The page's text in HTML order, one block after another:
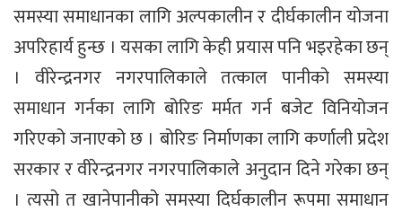
समस्या समाधानका लागि अल्पकालीन र दीर्घकालीन योजना
अपरिहार्य हुन्छ । यसका लागि केही प्रयास पनि भइरहेका छन्
। वीरेन्द्रनगर नगरपालिकाले तत्काल पानीको समस्या
समाधान गर्नका लागि बोरिङ मर्मत गर्न बजेट विनियोजन
गरिएको जनाएको छ । बोरिङ निर्माणका लागि कर्णाली प्रदेश
सरकार र वीरेन्द्रनगर नगरपालिकाले अनुदान दिने गरेका छन्
। त्यसो त खानेपानीको समस्या दिर्घकालीन रूपमा समाधान